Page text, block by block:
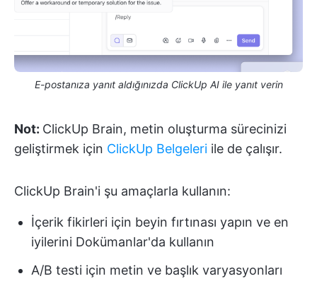
E-postanıza yanıt aldığınızda ClickUp AI ile yanıt verin
Not: ClickUp Brain, metin oluşturma sürecinizi
geliştirmek için ClickUp Belgeleri ile de çalışır.
ClickUp Brain'i şu amaçlarla kullanın:
İçerik fikirleri için beyin fırtınası yapın ve en
iyilerini Dokümanlar'da kullanın
A/B testi için metin ve başlık varyasyonları